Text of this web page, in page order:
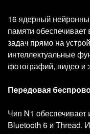
16 ядерный
памяти обеспечивает
задач прямо на
интеллектуальные
фотографий, видео и
Передовая
Чип N1 обеспечивает
Bluetooth 6 и Thread.